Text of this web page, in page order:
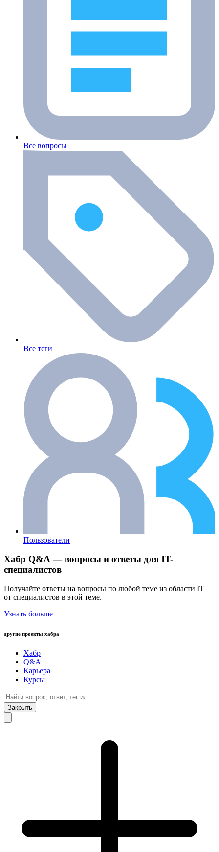
Все вопросы
Все теги
Пользователи
Хабр Q&A — вопросы и ответы для IT-
специалистов
Получайте ответы на вопросы по любой теме из области IT
от специалистов в этой теме.
Узнать больше
другие проекты хабра
Хабр
Q&A
Карьера
Курсы
Закрыть